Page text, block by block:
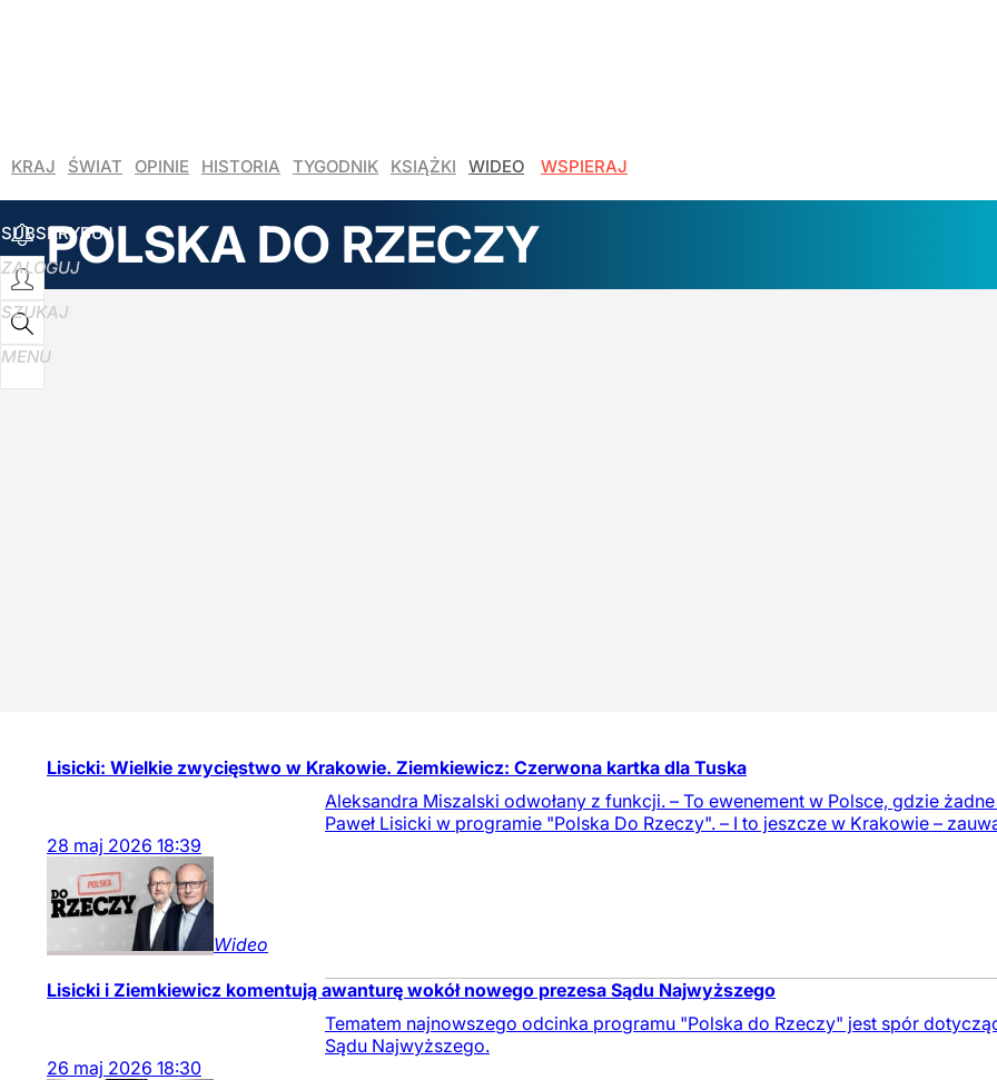
KRAJ ŚWIAT OPINIE HISTORIA TYGODNIK KSIĄŻKI WIDEO WSPIERAJ
SUBSKRYBUJ
ZALOGUJ
SZUKAJ
MENU
POLSKA DO RZECZY
Lisicki: Wielkie zwycięstwo w Krakowie. Ziemkiewicz: Czerwona kartka dla Tuska
Aleksandra Miszalski odwołany z funkcji. – To ewenement w Polsce, gdzie
Paweł Lisicki w programie "Polska Do Rzeczy". – I to jeszcze w Krakowie –
28 maj 2026 18:39
Wideo
Lisicki i Ziemkiewicz komentują awanturę wokół nowego prezesa Sądu Najwyższego
Tematem najnowszego odcinka programu "Polska do Rzeczy" jest spór
Sądu Najwyższego.
26 maj 2026 18:30